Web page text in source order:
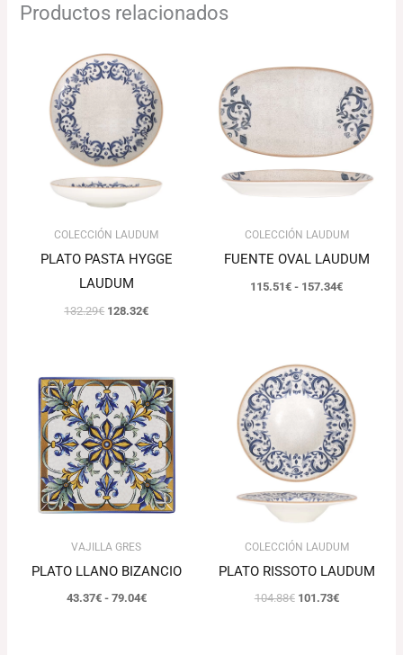
Productos relacionados
COLECCIÓN LAUDUM
PLATO PASTA HYGGE
LAUDUM
132.29€
El
precio
original
132.29€.
128.32€
actual
es:
128.32€.
COLECCIÓN LAUDUM
FUENTE OVAL LAUDUM
115.51€ - 157.34€
precios:
desde
115.51€
hasta
157.34€
VAJILLA GRES
PLATO LLANO BIZANCIO
43.37€ - 79.04€
de
precios:
desde
43.37€
hasta
79.04€
COLECCIÓN LAUDUM
PLATO RISSOTO LAUDUM
104.88€
El
precio
original
104.88€.
101.73€
precio
actual
es:
101.73€.